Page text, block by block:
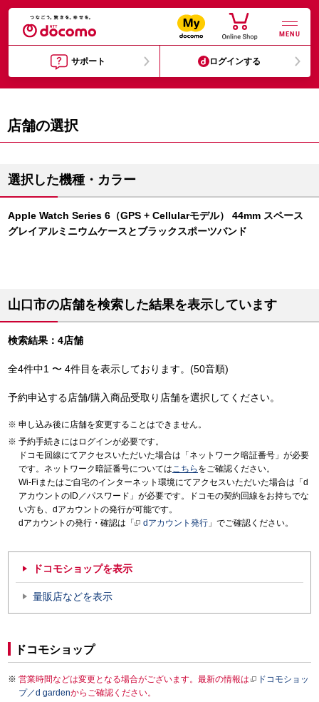
MENU
サポート ログインする
店舗の選択
選択した機種・カラー
Apple Watch Series 6（GPS + Cellularモデル） 44mm スペース
グレイアルミニウムケースとブラックスポーツバンド
山口市の店舗を検索した結果を表示しています
検索結果：4店舗
全4件中1 〜 4件目を表示しております。(50音順)
予約申込する店舗/購入商品受取り店舗を選択してください。
申し込み後に店舗を変更することはできません。
予約手続きにはログインが必要です。
ドコモ回線にてアクセスいただいた場合は「ネットワーク暗証番号」が必要
です。ネットワーク暗証番号についてはこちら をご確認ください。
Wi-Fiまたはご自宅のインターネット環境にてアクセスいただいた場合は「d
アカウントのID／パスワード」が必要です。ドコモの契約回線をお持ちでな
い方も、dアカウントの発行が可能です。
dアカウントの発行・確認は「
dアカウント発行 」でご確認ください。
ドコモショップを表示
量販店などを表示
ドコモショップ
営業時間などは変更となる場合がございます。最新の情報は
ドコモショッ
プ／d gardenからご確認ください。